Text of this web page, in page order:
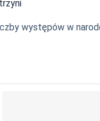
występów w